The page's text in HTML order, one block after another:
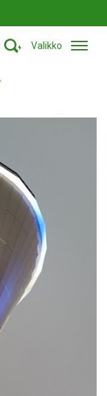
Valikko